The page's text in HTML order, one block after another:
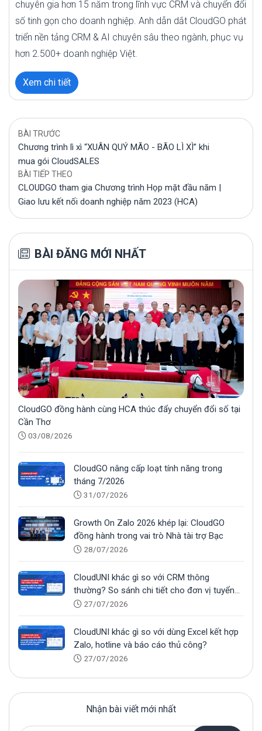
chuyên gia hơn 15 năm trong lĩnh vực CRM và chuyển đổi
số tinh gọn cho doanh nghiệp. Anh dẫn dắt CloudGO phát
triển nền tảng CRM & AI chuyên sâu theo ngành, phục vụ
hơn 2.500+ doanh nghiệp Việt.
Xem chi tiết
BÀI TRƯỚC
Chương trình lì xì “XUÂN QUÝ MÃO - BÃO LÌ XÌ” khi
mua gói CloudSALES
BÀI TIẾP THEO
CLOUDGO tham gia Chương trình Họp mặt đầu năm |
Giao lưu kết nối doanh nghiệp năm 2023 (HCA)
BÀI ĐĂNG MỚI NHẤT
CloudGO đồng hành cùng HCA thúc đẩy chuyển đổi số tại
Cần Thơ
03/08/2026
CloudGO nâng cấp loạt tính năng trong
tháng 7/2026
31/07/2026
Growth On Zalo 2026 khép lại: CloudGO
đồng hành trong vai trò Nhà tài trợ Bạc
28/07/2026
CloudUNI khác gì so với CRM thông
thường? So sánh chi tiết cho đơn vị tuyển
sinh27/07/2026
CloudUNI khác gì so với dùng Excel kết hợp
Zalo, hotline và báo cáo thủ công?
27/07/2026
Nhận bài viết mới nhất